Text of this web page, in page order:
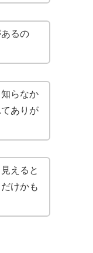
るの
らなか
ありが
えると
けかも